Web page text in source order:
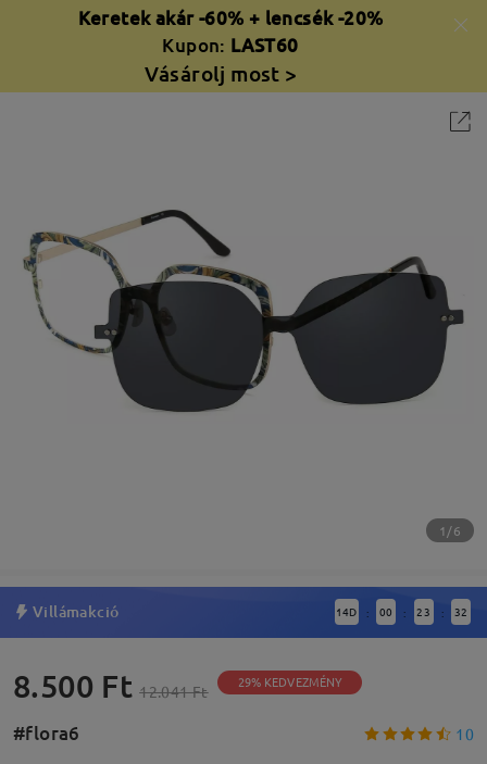
Keretek akár -60% + lencsék -20%
Kupon: LAST60
Vásárolj most >
1/6
Villámakció 14D : 00 : 23 : 32
8.500 Ft 12.041 Ft 29% KEDVEZMÉNY
#flora6 10